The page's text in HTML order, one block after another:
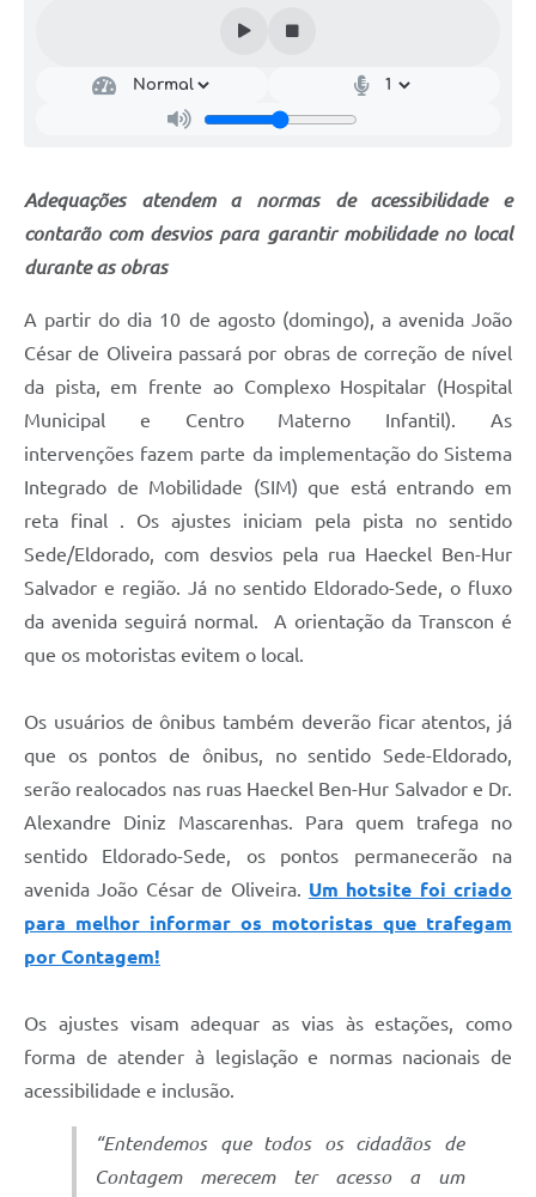
Adequações atendem a normas de acessibilidade e
contarão com desvios para garantir mobilidade no local
durante as obras
A partir do dia 10 de agosto (domingo), a avenida João
César de Oliveira passará por obras de correção de nível
da pista, em frente ao Complexo Hospitalar (Hospital
Municipal e Centro Materno Infantil). As
intervenções fazem parte da implementação do Sistema
Integrado de Mobilidade (SIM) que está entrando em
reta final . Os ajustes iniciam pela pista no sentido
Sede/Eldorado, com desvios pela rua Haeckel Ben-Hur
Salvador e região. Já no sentido Eldorado-Sede, o fluxo
da avenida seguirá normal. A orientação da Transcon é
que os motoristas evitem o local.
Os usuários de ônibus também deverão ficar atentos, já
que os pontos de ônibus, no sentido Sede-Eldorado,
serão realocados nas ruas Haeckel Ben-Hur Salvador e Dr.
Alexandre Diniz Mascarenhas. Para quem trafega no
sentido Eldorado-Sede, os pontos permanecerão na
avenida João César de Oliveira. Um hotsite foi criado
para melhor informar os motoristas que trafegam
por Contagem!
Os ajustes visam adequar as vias às estações, como
forma de atender à legislação e normas nacionais de
acessibilidade e inclusão.
“Entendemos que todos os cidadãos de
Contagem merecem ter acesso a um